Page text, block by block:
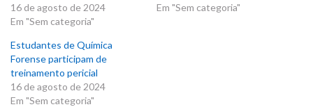
16 de agosto de 2024
Em "Sem categoria"
Em "Sem categoria"
Estudantes de Química
Forense participam de
treinamento pericial
16 de agosto de 2024
Em "Sem categoria"